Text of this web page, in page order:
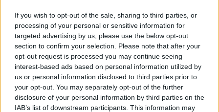
If you wish to opt-out of the sale, sharing to third parties, or
processing of your personal or sensitive information for
targeted advertising by us, please use the below opt-out
section to confirm your selection. Please note that after your
opt-out request is processed you may continue seeing
interest-based ads based on personal information utilized by
us or personal information disclosed to third parties prior to
your opt-out. You may separately opt-out of the further
disclosure of your personal information by third parties on the
IAB’s list of downstream participants. This information may